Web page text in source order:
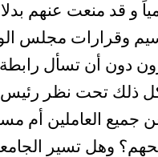
يومياً و قد منعت
وقرارات مجلس
دون أن تسأل رابطة
ذلك تحت نظر رئيس
جميع العاملين أم
وهل تسير